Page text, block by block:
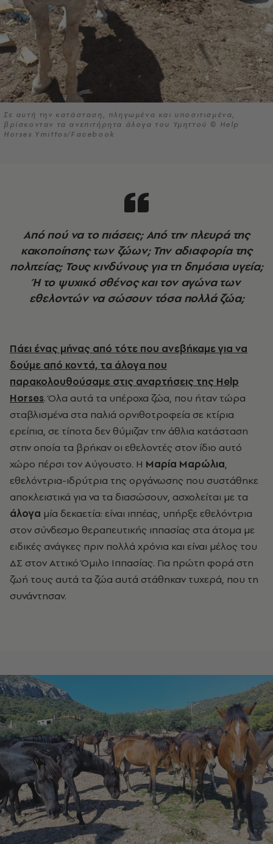
Σε αυτή την κατάσταση, πληγωμένα και υποσιτισμένα,
βρίσκονταν τα ανεπιτήρητα άλογα του Υμηττού © Help
Horses Ymittos/Facebook
Από πού να το πιάσεις; Από την πλευρά της
κακοποίησης των ζώων; Την αδιαφορία της
πολιτείας; Τους κινδύνους για τη δημόσια υγεία;
Ή το ψυχικό σθένος και τον αγώνα των
εθελοντών να σώσουν τόσα πολλά ζώα;
Πάει ένας μήνας από τότε που ανεβήκαμε για να
δούμε από κοντά, τα άλογα που
παρακολουθούσαμε στις αναρτήσεις της Help
Horses. Όλα αυτά τα υπέροχα ζώα, που ήταν τώρα
σταβλισμένα στα παλιά ορνιθοτροφεία σε κτίρια
ερείπια, σε τίποτα δεν θύμιζαν την άθλια κατάσταση
στην οποία τα βρήκαν οι εθελοντές στον ίδιο αυτό
χώρο πέρσι τον Αύγουστο. Η Μαρία Μαρώλια,
εθελόντρια-ιδρύτρια της οργάνωσης που συστάθηκε
αποκλειστικά για να τα διασώσουν, ασχολείται με τα
άλογα μία δεκαετία: είναι ιππέας, υπήρξε εθελόντρια
στον σύνδεσμο θεραπευτικής ιππασίας στα άτομα με
ειδικές ανάγκες πριν πολλά χρόνια και είναι μέλος του
ΔΣ στον Αττικό Όμιλο Ιππασίας. Για πρώτη φορά στη
ζωή τους αυτά τα ζώα αυτά στάθηκαν τυχερά, που τη
συνάντησαν.